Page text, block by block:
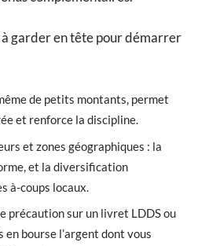
garder en tête pour démarrer
de petits montants, permet
et renforce la discipline.
et zones géographiques : la
et la diversification
à-coups locaux.
précaution sur un livret LDDS ou
en bourse l’argent dont vous